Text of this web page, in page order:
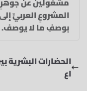
المشروعِ العربيِّ
بوصفِ ما لا يوصف.
الحضارات البشرية
اع